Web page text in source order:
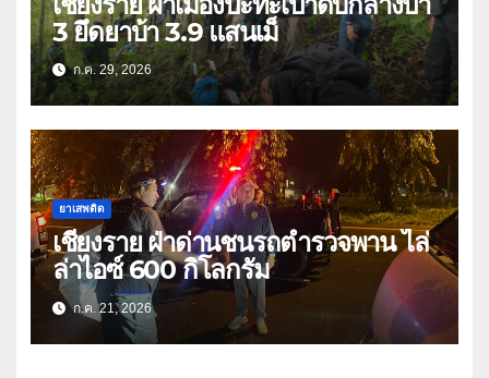
3 ยึดยาบ้า 3.9 แสนเม็
ก.ค. 29, 2026
ยาเสพติด
เชียงราย ฝ่าด่านชนรถตำรวจพาน ไล่
ล่าไอซ์ 600 กิโลกรัม
ก.ค. 21, 2026